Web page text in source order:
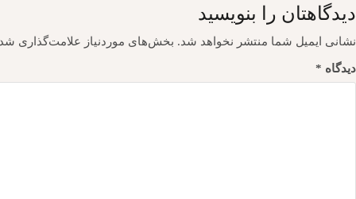
دیدگاهتان را بنویسید
نشانی ایمیل شما منتشر نخواهد شد. بخش‌های موردنیاز علامت‌گذاری
دیدگاه *